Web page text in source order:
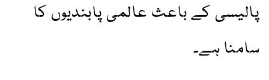
پالیسی کے باعث عالمی پابندیوں کا
سامنا ہے۔